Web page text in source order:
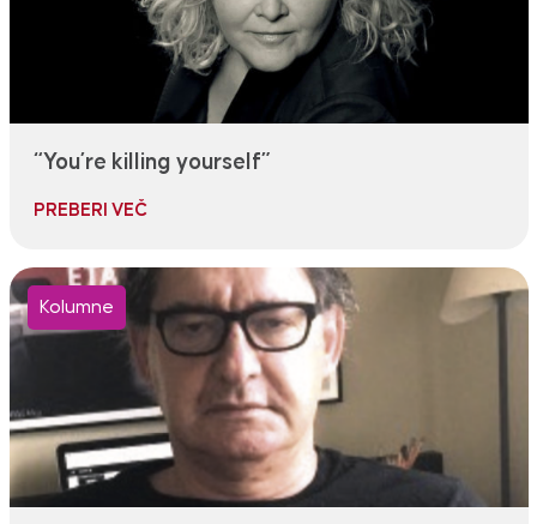
“You’re killing yourself”
PREBERI VEČ
Kolumne